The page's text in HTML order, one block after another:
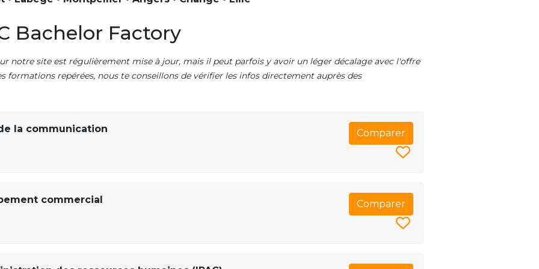
Bachelor Factory
notre site est régulièrement mise à jour, mais il peut parfois y avoir un léger décalage avec l'offre
formations repérées, nous te conseillons de vérifier les infos directement auprès des
la communication Comparer
commercial Comparer